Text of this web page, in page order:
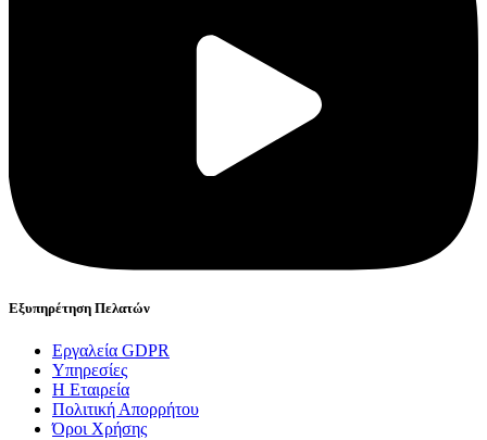
Εξυπηρέτηση Πελατών
Εργαλεία GDPR
Υπηρεσίες
Η Εταιρεία
Πολιτική Απορρήτου
Όροι Χρήσης